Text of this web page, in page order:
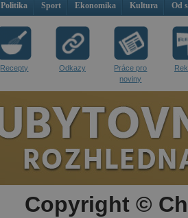
Politika Sport Ekonomika Kultura Od
Recepty Odkazy
Práce pro
noviny
Copyright ©